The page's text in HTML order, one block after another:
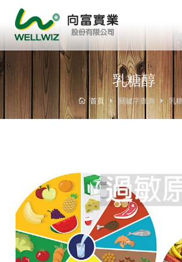
乳糖醇
首頁 關鍵字查詢 乳